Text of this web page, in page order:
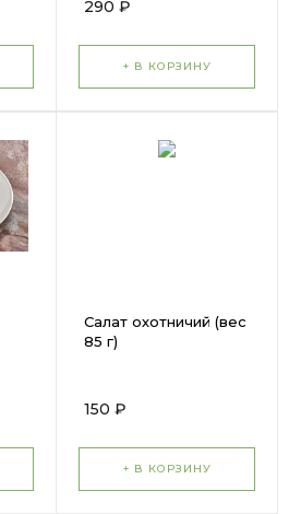
290 ₽
+ В КОРЗИНУ
Салат охотничий (вес
85 г)
150 ₽
+ В КОРЗИНУ